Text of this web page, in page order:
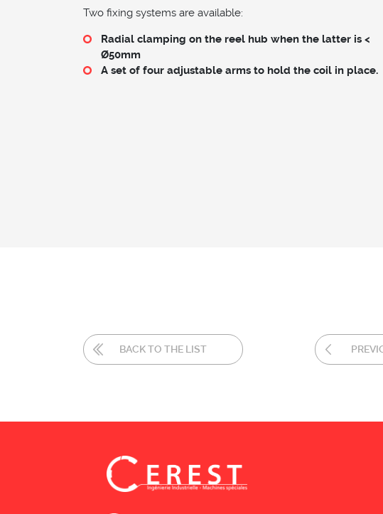
Two fixing systems are available:
Radial clamping on the reel hub when the latter is <
Ø50mm
A set of four adjustable arms to hold the coil in place.
BACK TO THE LIST